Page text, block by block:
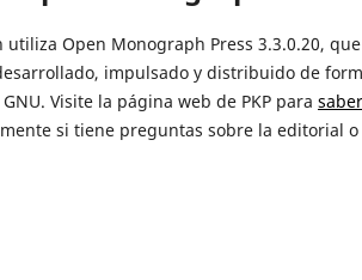
utiliza Open Monograph Press 3.3.0.20,
impulsado y distribuido de
Visite la página web de PKP para
si tiene preguntas sobre la editorial